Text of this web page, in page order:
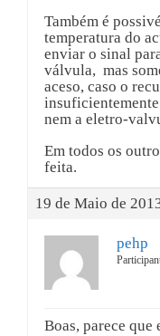
Também é
temperatura do
enviar o sinal
válvula, mas
aceso, caso o
nem a eletro-
Em todos os
feita.
19 de Maio de
pehp
Boas, parece